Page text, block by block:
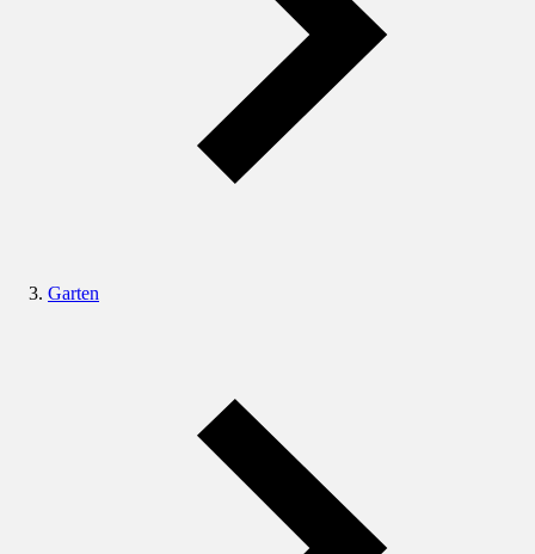
Garten